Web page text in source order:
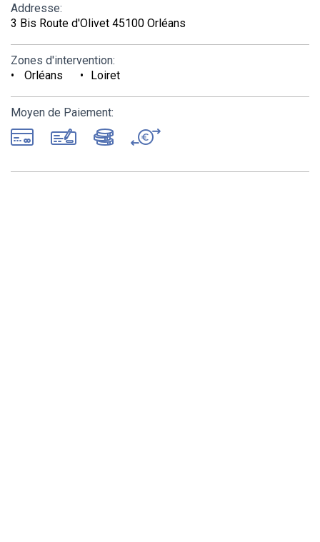
Addresse:
3 Bis Route d'Olivet 45100 Orléans
Zones d'intervention:
Orléans
Loiret
Moyen de Paiement: